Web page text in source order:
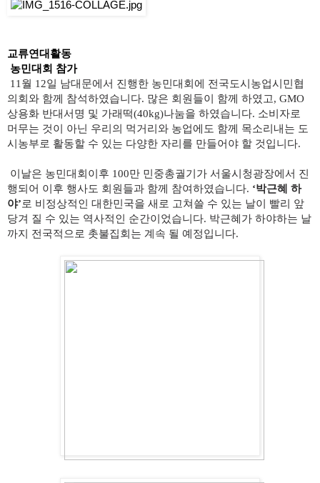
교류연대활동
농민대회 참가
의회와 함께 참석하였습니다. 많은 회원들이 함께 하였고, GMO
상용화 반대서명 및 가래떡(40kg)나눔을 하였습니다. 소비자로
머무는 것이 아닌 우리의 먹거리와 농업에도 함께 목소리내는 도
시농부로 활동할 수 있는 다양한 자리를 만들어야 할 것입니다.
행되어 이후 행사도 회원들과 함께 참여하였습니다. ‘박근혜 하
야’로 비정상적인 대한민국을 새로 고쳐쓸 수 있는 날이 빨리 앞
당겨 질 수 있는 역사적인 순간이었습니다. 박근혜가 하야하는 날
까지 전국적으로 촛불집회는 계속 될 예정입니다.